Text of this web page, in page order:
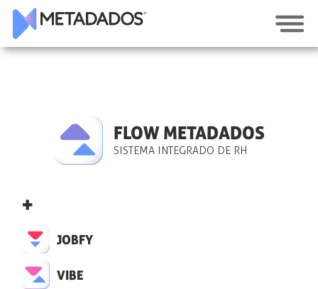
FLOW METADADOS
SISTEMA INTEGRADO DE RH
+
JOBFY
VIBE